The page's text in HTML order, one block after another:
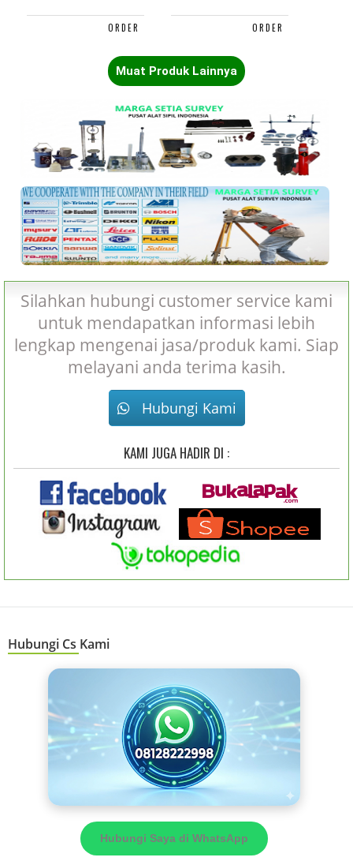
Muat Produk Lainnya
Silahkan hubungi customer service kami
untuk mendapatkan informasi lebih
lengkap mengenai jasa/produk kami. Siap
melayani anda terima kasih.
Hubungi Kami
KAMI JUGA HADIR DI :
Hubungi Cs Kami
Hubungi Saya di WhatsApp